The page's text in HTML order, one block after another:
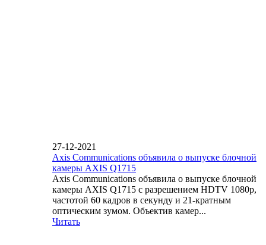
27-12-2021
Axis Communications объявила о выпуске блочной
камеры AXIS Q1715
Axis Communications объявила о выпуске блочной
камеры AXIS Q1715 с разрешением HDTV 1080p,
частотой 60 кадров в секунду и 21-кратным
оптическим зумом. Объектив камер...
Читать